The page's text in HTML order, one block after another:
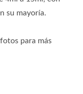
su mayoría.
para más